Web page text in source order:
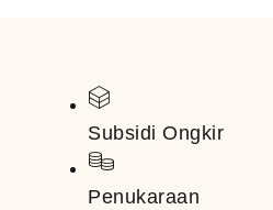
Subsidi Ongkir
Penukaraan